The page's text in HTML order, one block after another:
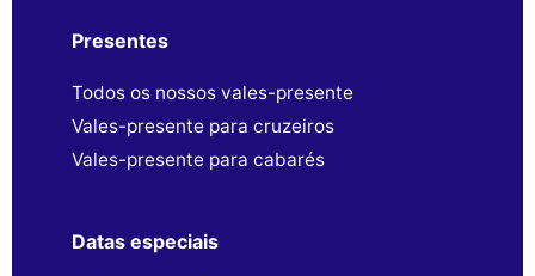
Presentes
Todos os nossos vales-presente
Vales-presente para cruzeiros
Vales-presente para cabarés
Datas especiais